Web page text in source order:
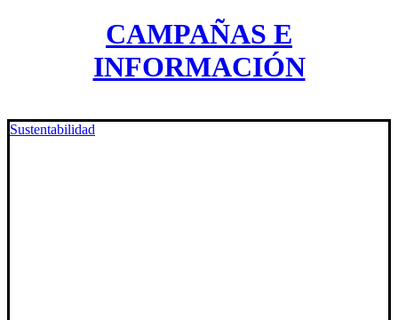
CAMPAÑAS E
INFORMACIÓN
Sustentabilidad